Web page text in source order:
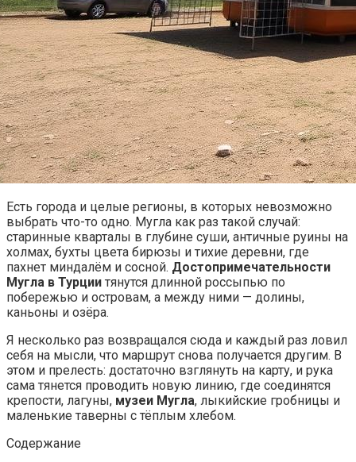
Есть города и целые регионы, в которых невозможно
выбрать что-то одно. Мугла как раз такой случай:
старинные кварталы в глубине суши, античные руины на
холмах, бухты цвета бирюзы и тихие деревни, где
пахнет миндалём и сосной. Достопримечательности
Мугла в Турции тянутся длинной россыпью по
побережью и островам, а между ними — долины,
каньоны и озёра.
Я несколько раз возвращался сюда и каждый раз ловил
себя на мысли, что маршрут снова получается другим. В
этом и прелесть: достаточно взглянуть на карту, и рука
сама тянется проводить новую линию, где соединятся
крепости, лагуны, музеи Мугла, лыкийские гробницы и
маленькие таверны с тёплым хлебом.
Содержание